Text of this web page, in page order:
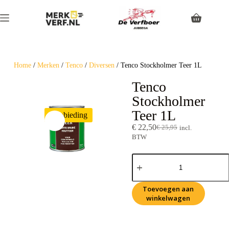
Home/ Merken/ Tenco/ Diversen/ Tenco Stockholmer Teer 1L
Aanbieding
Tenco
Stockholmer
Teer 1L
€25,95
€22,50
incl.
BTW
Toevoegen aan
winkelwagen